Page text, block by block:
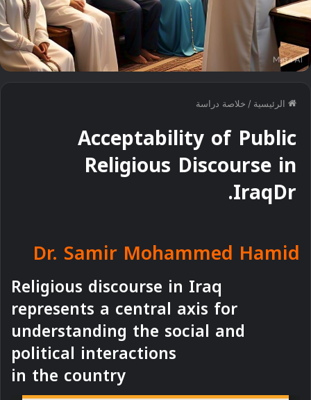
الرئيسية / خلاصة دراسة
Acceptability of Public
Religious Discourse in
IraqDr.
Dr. Samir Mohammed Hamid
Religious discourse in Iraq
represents a central axis for
understanding the social and
political interactions
in the country